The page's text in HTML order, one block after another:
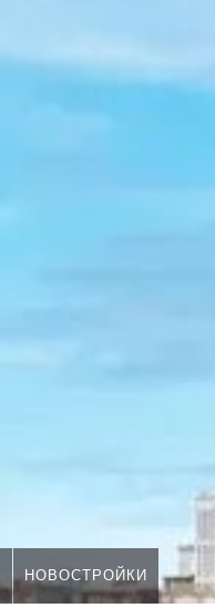
НОВОСТРОЙКИ